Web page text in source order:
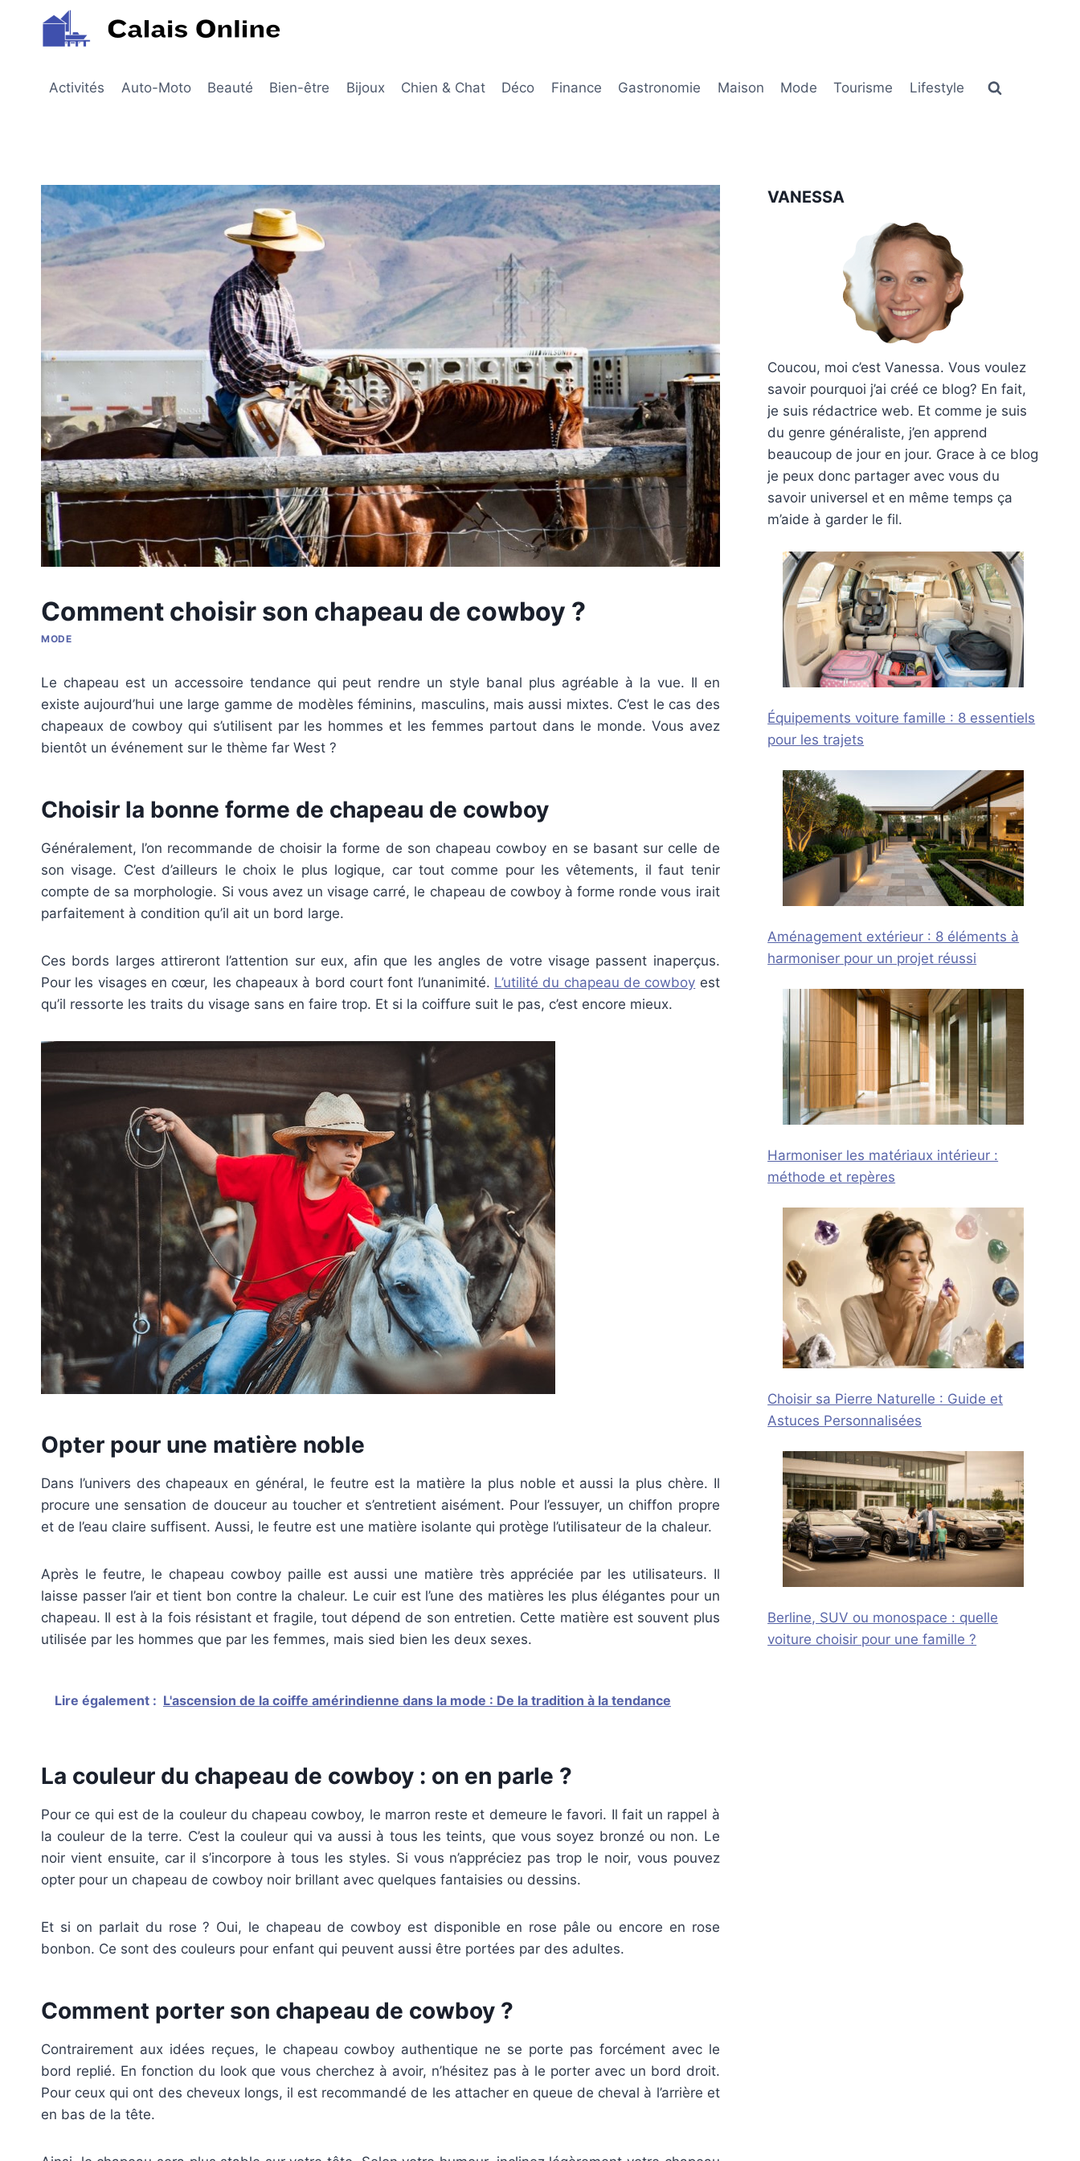
Activités Auto-Moto Beauté Bien-être Bijoux Chien & Chat Déco Finance Gastronomie Maison Mode Tourisme Lifestyle
Comment choisir son chapeau de cowboy ?
MODE
Le chapeau est un accessoire tendance qui peut rendre un style banal plus agréable à la vue. Il en
existe aujourd’hui une large gamme de modèles féminins, masculins, mais aussi mixtes. C’est le cas des
chapeaux de cowboy qui s’utilisent par les hommes et les femmes partout dans le monde. Vous avez
bientôt un événement sur le thème far West ?
Choisir la bonne forme de chapeau de cowboy
Généralement, l’on recommande de choisir la forme de son chapeau cowboy en se basant sur celle de
son visage. C’est d’ailleurs le choix le plus logique, car tout comme pour les vêtements, il faut tenir
compte de sa morphologie. Si vous avez un visage carré, le chapeau de cowboy à forme ronde vous irait
parfaitement à condition qu’il ait un bord large.
Ces bords larges attireront l’attention sur eux, afin que les angles de votre visage passent inaperçus.
Pour les visages en cœur, les chapeaux à bord court font l’unanimité. L’utilité du chapeau de cowboy est
qu’il ressorte les traits du visage sans en faire trop. Et si la coiffure suit le pas, c’est encore mieux.
Opter pour une matière noble
Dans l’univers des chapeaux en général, le feutre est la matière la plus noble et aussi la plus chère. Il
procure une sensation de douceur au toucher et s’entretient aisément. Pour l’essuyer, un chiffon propre
et de l’eau claire suffisent. Aussi, le feutre est une matière isolante qui protège l’utilisateur de la chaleur.
Après le feutre, le chapeau cowboy paille est aussi une matière très appréciée par les utilisateurs. Il
laisse passer l’air et tient bon contre la chaleur. Le cuir est l’une des matières les plus élégantes pour un
chapeau. Il est à la fois résistant et fragile, tout dépend de son entretien. Cette matière est souvent plus
utilisée par les hommes que par les femmes, mais sied bien les deux sexes.
Lire également : L'ascension de la coiffe amérindienne dans la mode : De la tradition à la tendance
La couleur du chapeau de cowboy : on en parle ?
Pour ce qui est de la couleur du chapeau cowboy, le marron reste et demeure le favori. Il fait un rappel à
la couleur de la terre. C’est la couleur qui va aussi à tous les teints, que vous soyez bronzé ou non. Le
noir vient ensuite, car il s’incorpore à tous les styles. Si vous n’appréciez pas trop le noir, vous pouvez
opter pour un chapeau de cowboy noir brillant avec quelques fantaisies ou dessins.
Et si on parlait du rose ? Oui, le chapeau de cowboy est disponible en rose pâle ou encore en rose
bonbon. Ce sont des couleurs pour enfant qui peuvent aussi être portées par des adultes.
Comment porter son chapeau de cowboy ?
Contrairement aux idées reçues, le chapeau cowboy authentique ne se porte pas forcément avec le
bord replié. En fonction du look que vous cherchez à avoir, n’hésitez pas à le porter avec un bord droit.
Pour ceux qui ont des cheveux longs, il est recommandé de les attacher en queue de cheval à l’arrière et
en bas de la tête.
VANESSA
Coucou, moi c’est Vanessa. Vous voulez
savoir pourquoi j’ai créé ce blog? En fait,
je suis rédactrice web. Et comme je suis
du genre généraliste, j’en apprend
beaucoup de jour en jour. Grace à ce blog
je peux donc partager avec vous du
savoir universel et en même temps ça
m’aide à garder le fil.
Équipements voiture famille : 8 essentiels
pour les trajets
Aménagement extérieur : 8 éléments à
harmoniser pour un projet réussi
Harmoniser les matériaux intérieur :
méthode et repères
Choisir sa Pierre Naturelle : Guide et
Astuces Personnalisées
Berline, SUV ou monospace : quelle
voiture choisir pour une famille ?